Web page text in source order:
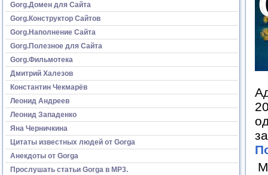
Gorg.Домен для Сайта
Gorg.Конструктор Сайтов
Gorg.Наполнение Сайта
Gorg.Полезное для Сайта
Gorg.Фильмотека
Дмитрий Халезов
Константин Чекмарёв
Леонид Андреев
Леонид Западенко
Яна Черничкина
Цитаты известных людей от Gorga
Анекдоты от Gorga
Прослушать статьи Gorga в МР3.